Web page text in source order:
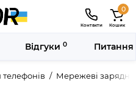
Контакти
0
Кошик
телефонів Мережеві зарядні
Відгуки 0 Питання